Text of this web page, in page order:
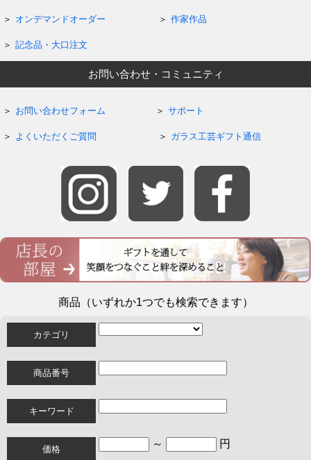
オンデマンドオーダー 作家作品
記念品・大口注文
お問い合わせ・コミュニティ
お問い合わせフォーム サポート
よくいただくご質問 ガラス工芸ギフト通信
商品（いずれか1つでも検索できます）
カテゴリ
商品番号
キーワード
価格 ～ 円